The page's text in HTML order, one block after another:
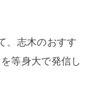
、志木のおすす
等身大で発信し